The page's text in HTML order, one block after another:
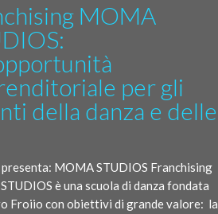
MOMA
per gli
della danza e delle
presenta: MOMA STUDIOS Franchising
è una scuola di danza fondata
Froiio con obiettivi di grande valore: la